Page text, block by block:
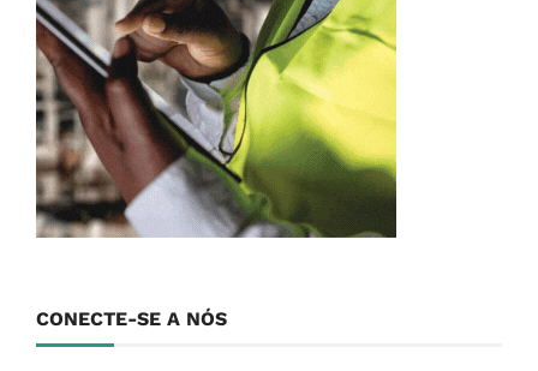
CONECTE-SE A NÓS